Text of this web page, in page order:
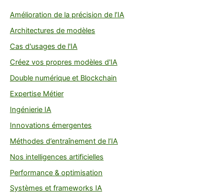
Amélioration de la précision de l’IA
Architectures de modèles
Cas d'usages de l'IA
Créez vos propres modèles d'IA
Double numérique et Blockchain
Expertise Métier
Ingénierie IA
Innovations émergentes
Méthodes d’entraînement de l’IA
Nos intelligences artificielles
Performance & optimisation
Systèmes et frameworks IA